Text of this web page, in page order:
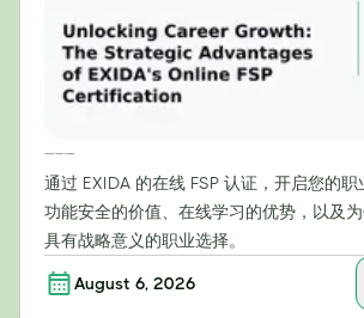
通过 EXIDA 的在线 FSP 认证，开启您的
功能安全的价值、在线学习的优势，以及
具有战略意义的职业选择。
August 6, 2026